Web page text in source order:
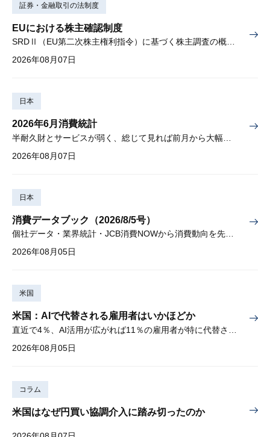
証券・金融取引の法制度
EUにおける株主確認制度
SRDⅡ（EU第二次株主権利指令）に基づく株主調査の概要と課題
2026年08月07日
日本
2026年6月消費統計
2026年08月07日
日本
消費データブック（2026/8/5号）
個社データ・業界統計・JCB消費NOWから消費動向を先取り
2026年08月05日
米国
米国：AIで代替される雇用者はいかほどか
2026年08月05日
コラム
米国はなぜ円買い協調介入に踏み切ったのか